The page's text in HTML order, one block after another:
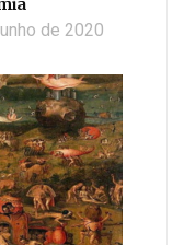
de 2020